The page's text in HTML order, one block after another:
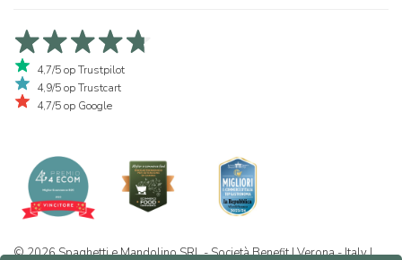
4,7/5 op Trustpilot
4,9/5 op Trustcart
4,7/5 op Google
© 2026 Spaghetti e Mandolino SRL - Società Benefit | Verona - Italy |